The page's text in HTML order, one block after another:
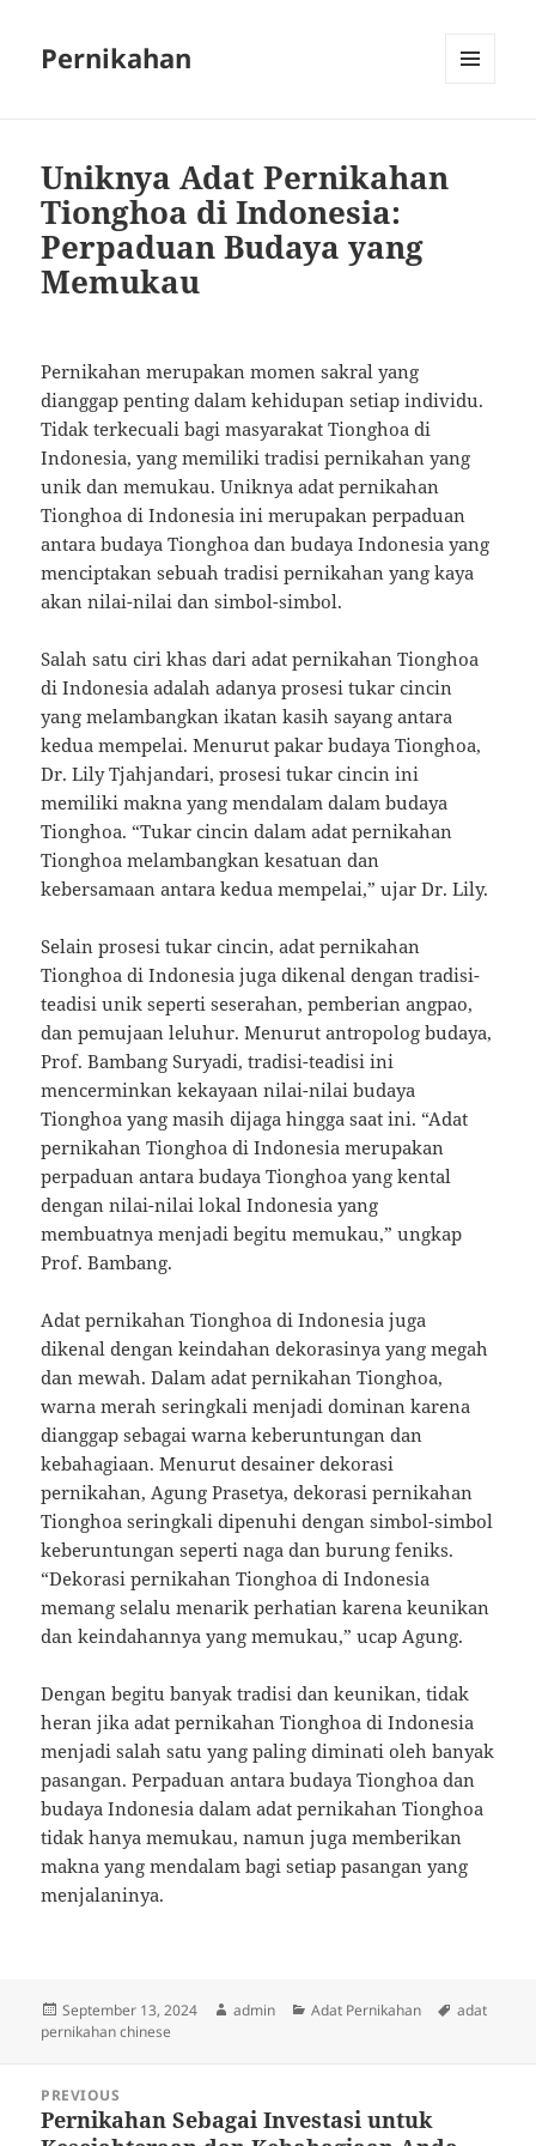
Pernikahan
Uniknya Adat Pernikahan
Tionghoa di Indonesia:
Perpaduan Budaya yang
Memukau
Pernikahan merupakan momen sakral yang
dianggap penting dalam kehidupan setiap individu.
Tidak terkecuali bagi masyarakat Tionghoa di
Indonesia, yang memiliki tradisi pernikahan yang
unik dan memukau. Uniknya adat pernikahan
Tionghoa di Indonesia ini merupakan perpaduan
antara budaya Tionghoa dan budaya Indonesia yang
menciptakan sebuah tradisi pernikahan yang kaya
akan nilai-nilai dan simbol-simbol.
Salah satu ciri khas dari adat pernikahan Tionghoa
di Indonesia adalah adanya prosesi tukar cincin
yang melambangkan ikatan kasih sayang antara
kedua mempelai. Menurut pakar budaya Tionghoa,
Dr. Lily Tjahjandari, prosesi tukar cincin ini
memiliki makna yang mendalam dalam budaya
Tionghoa. “Tukar cincin dalam adat pernikahan
Tionghoa melambangkan kesatuan dan
kebersamaan antara kedua mempelai,” ujar Dr. Lily.
Selain prosesi tukar cincin, adat pernikahan
Tionghoa di Indonesia juga dikenal dengan tradisi-
teadisi unik seperti seserahan, pemberian angpao,
dan pemujaan leluhur. Menurut antropolog budaya,
Prof. Bambang Suryadi, tradisi-teadisi ini
mencerminkan kekayaan nilai-nilai budaya
Tionghoa yang masih dijaga hingga saat ini. “Adat
pernikahan Tionghoa di Indonesia merupakan
perpaduan antara budaya Tionghoa yang kental
dengan nilai-nilai lokal Indonesia yang
membuatnya menjadi begitu memukau,” ungkap
Prof. Bambang.
Adat pernikahan Tionghoa di Indonesia juga
dikenal dengan keindahan dekorasinya yang megah
dan mewah. Dalam adat pernikahan Tionghoa,
warna merah seringkali menjadi dominan karena
dianggap sebagai warna keberuntungan dan
kebahagiaan. Menurut desainer dekorasi
pernikahan, Agung Prasetya, dekorasi pernikahan
Tionghoa seringkali dipenuhi dengan simbol-simbol
keberuntungan seperti naga dan burung feniks.
“Dekorasi pernikahan Tionghoa di Indonesia
memang selalu menarik perhatian karena keunikan
dan keindahannya yang memukau,” ucap Agung.
Dengan begitu banyak tradisi dan keunikan, tidak
heran jika adat pernikahan Tionghoa di Indonesia
menjadi salah satu yang paling diminati oleh banyak
pasangan. Perpaduan antara budaya Tionghoa dan
budaya Indonesia dalam adat pernikahan Tionghoa
tidak hanya memukau, namun juga memberikan
makna yang mendalam bagi setiap pasangan yang
menjalaninya.
Posted
on
September 13, 2024 Author
admin Categories
Adat Pernikahan Tags
adat
pernikahan chinese
navigation
PREVIOUS
Previous
Pernikahan Sebagai Investasi untuk